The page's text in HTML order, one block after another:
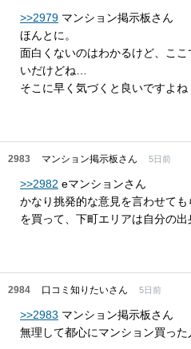
>>2979 マンション掲示板さん
ほんとに。
面白くないのはわかるけど、こ
いだけどね…
そこに早く気づくと良いですよね
2983 マンション掲示板さん 5日前
>>2982 eマンションさん
かなり挑発的な意見を言わせて
を買って、下町エリアは自分の
2984 口コミ知りたいさん 5日前
>>2983 マンション掲示板さん
無理して都心にマンション買っ